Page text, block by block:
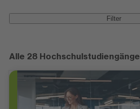
Filter
Alle 28 Hochschulstudiengänge